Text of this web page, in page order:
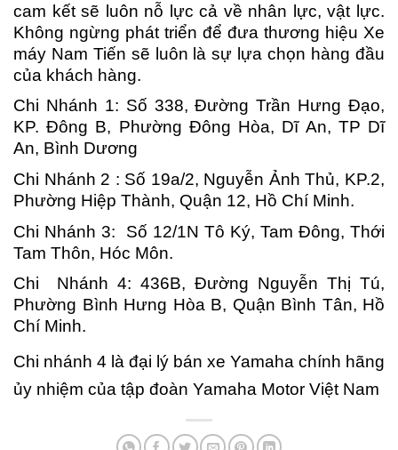
cam kết sẽ luôn nỗ lực cả về nhân lực, vật lực.
Không ngừng phát triển để đưa thương hiệu Xe
máy Nam Tiến sẽ luôn là sự lựa chọn hàng đầu
của khách hàng.
Chi Nhánh 1: Số 338, Đường Trần Hưng Đạo,
KP. Đông B, Phường Đông Hòa, Dĩ An, TP Dĩ
An, Bình Dương
Chi Nhánh 2 : Số 19a/2, Nguyễn Ảnh Thủ, KP.2,
Phường Hiệp Thành, Quận 12, Hồ Chí Minh.
Chi Nhánh 3: Số 12/1N Tô Ký, Tam Đông, Thới
Tam Thôn, Hóc Môn.
Chi Nhánh 4: 436B, Đường Nguyễn Thị Tú,
Phường Bình Hưng Hòa B, Quận Bình Tân, Hồ
Chí Minh.
Chi nhánh 4 là đại lý bán xe Yamaha chính hãng
ủy nhiệm của tập đoàn Yamaha Motor Việt Nam